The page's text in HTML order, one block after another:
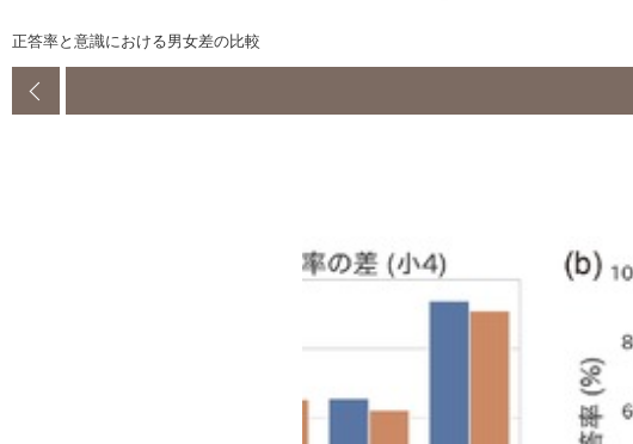
正答率と意識における男女差の比較